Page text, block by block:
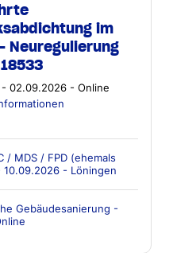
im
Neuregulierung
02.09.2026 - Online
/ MDS / FPD (ehemals
- Löningen
Gebäudesanierung -